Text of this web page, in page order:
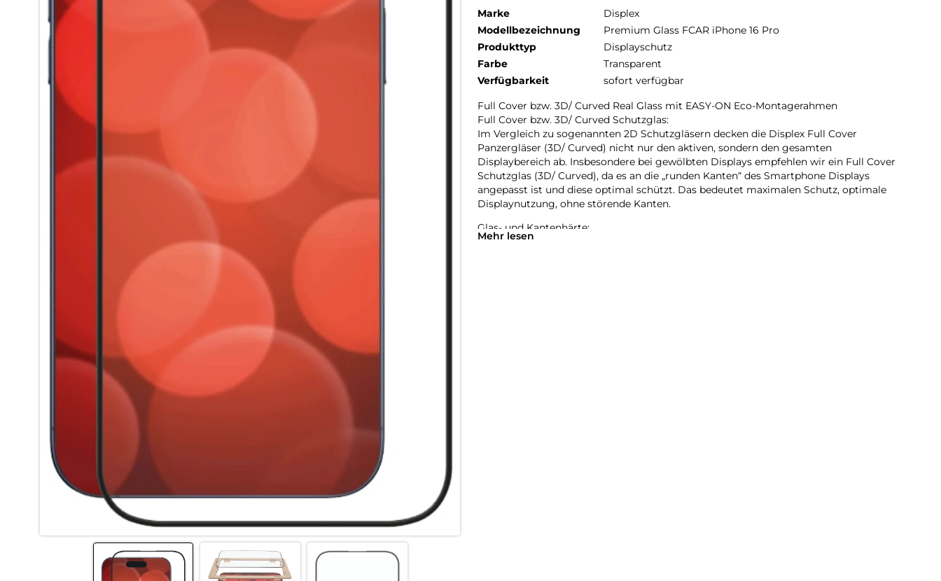
Marke
Displex
Modellbezeichnung
Premium Glass FCAR iPhone 16 Pro
Produkttyp
Displayschutz
Farbe
Transparent
Verfügbarkeit
sofort verfügbar
Full Cover bzw. 3D/ Curved Real Glass mit EASY-ON Eco-Montagerahmen
Full Cover bzw. 3D/ Curved Schutzglas:
Im Vergleich zu sogenannten 2D Schutzgläsern decken die Displex Full Cover
Panzergläser (3D/ Curved) nicht nur den aktiven, sondern den gesamten
Displaybereich ab. Insbesondere bei gewölbten Displays empfehlen wir ein Full Cover
Schutzglas (3D/ Curved), da es an die „runden Kanten“ des Smartphone Displays
angepasst ist und diese optimal schützt. Das bedeutet maximalen Schutz, optimale
Displaynutzung, ohne störende Kanten.
Glas- und Kantenhärte:
Das Displex Panzerglas hat einen Härtegrad von 10H und ist damit nicht nur kratz-,
Mehr lesen